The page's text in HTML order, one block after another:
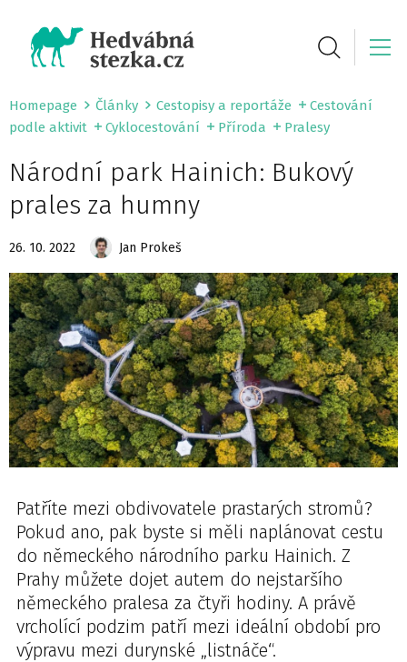
Homepage Články Cestopisy a reportáže
Cestování
podle aktivit
Cyklocestování Příroda Pralesy
Národní park Hainich: Bukový
prales za humny
26. 10. 2022 Jan Prokeš
Patříte mezi obdivovatele prastarých stromů?
Pokud ano, pak byste si měli naplánovat cestu
do německého národního parku Hainich. Z
Prahy můžete dojet autem do nejstaršího
německého pralesa za čtyři hodiny. A právě
vrcholící podzim patří mezi ideální období pro
výpravu mezi durynské „listnáče“.